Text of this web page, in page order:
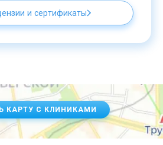
и сертификаты
КАРТУ С КЛИНИКАМИ